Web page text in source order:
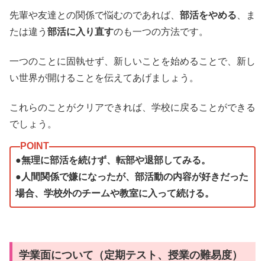
先輩や友達との関係で悩むのであれば、 部活をやめる 、ま
たは違う 部活に入り直すのも一つの方法です。
一つのことに固執せず、新しいことを始めることで、新し
い世界が開けることを伝えてあげましょう。
これらのことがクリアできれば、学校に戻ることができる
でしょう。
●無理に部活を続けず、転部や退部してみる。
●人間関係で嫌になったが、部活動の内容が好きだった
場合、学校外のチームや教室に入って続ける。
学業面について（定期テスト、授業の難易度）